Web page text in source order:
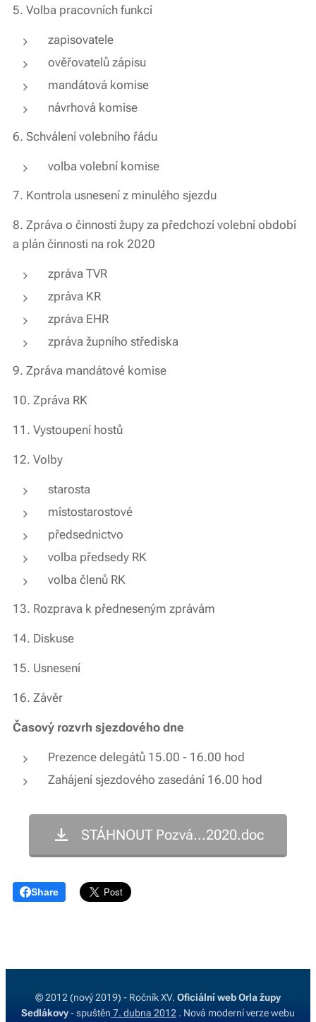
5. Volba pracovních funkcí
zapisovatele
ověřovatelů zápisu
mandátová komise
návrhová komise
6. Schválení volebního řádu
volba volební komise
7. Kontrola usnesení z minulého sjezdu
8. Zpráva o činnosti župy za předchozí volební období
a plán činnosti na rok 2020
zpráva TVR
zpráva KR
zpráva EHR
zpráva župního střediska
9. Zpráva mandátové komise
10. Zpráva RK
11. Vystoupení hostů
12. Volby
starosta
místostarostové
předsednictvo
volba předsedy RK
volba členů RK
13. Rozprava k předneseným zprávám
14. Diskuse
15. Usnesení
16. Závěr
Časový rozvrh sjezdového dne
Prezence delegátů 15.00 - 16.00 hod
Zahájení sjezdového zasedání 16.00 hod
STÁHNOUT Pozvá...2020.doc
Share
© 2012 (nový 2019) - Ročník XV. Oficiální web Orla župy
Sedlákovy- spuštěn 7. dubna 2012 . Nová moderní verze webu